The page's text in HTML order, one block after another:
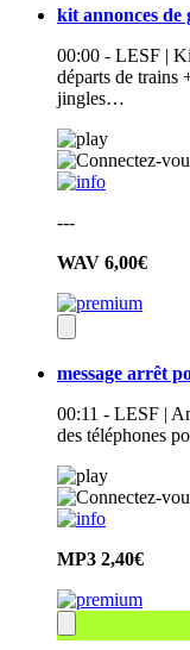
kit annonces de
00:00 - LESF |
départs de trains
jingles…
---
WAV 6,00€
message arrêt
00:11 - LESF |
des téléphones
MP3 2,40€